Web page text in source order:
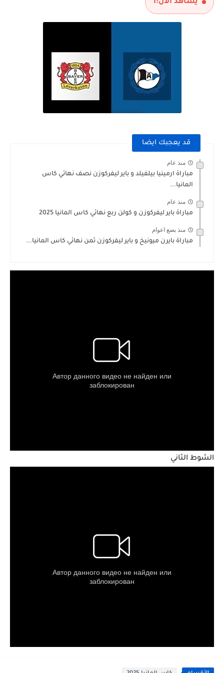
يشاهد الآن:1
قد يعجبك ايضا
منذ عام
مباراة ارمينيا بيلفيلد و باير ليفركوزن نصف نهائي كاس
المانيا...
منذ عام
مباراة باير ليفركوزن و كولن ربع نهائي كاس المانيا 2025
منذ بضع اعوام
مباراة بايرن ميونيخ و باير ليفركوزن ثمن نهائي كاس المانيا...
الشوط الثاني